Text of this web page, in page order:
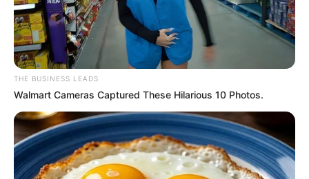
THE BUSINESS LEADS
Walmart Cameras Captured These Hilarious 10 Photos.